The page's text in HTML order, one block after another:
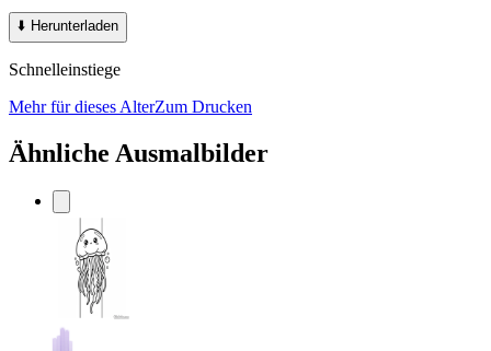
⬇️ Herunterladen
Schnelleinstiege
Mehr für dieses AlterZum Drucken
Ähnliche Ausmalbilder